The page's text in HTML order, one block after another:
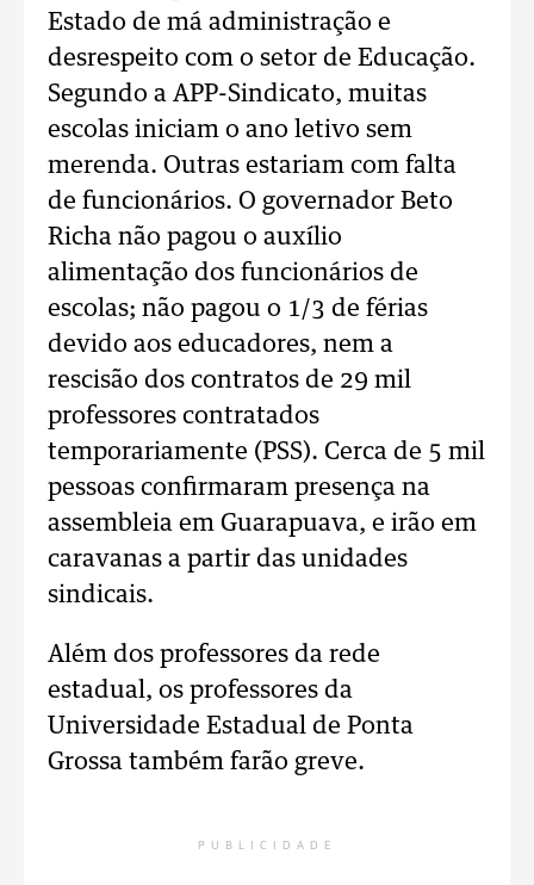
Estado de má administração e
desrespeito com o setor de Educação.
Segundo a APP-Sindicato, muitas
escolas iniciam o ano letivo sem
merenda. Outras estariam com falta
de funcionários. O governador Beto
Richa não pagou o auxílio
alimentação dos funcionários de
escolas; não pagou o 1/3 de férias
devido aos educadores, nem a
rescisão dos contratos de 29 mil
professores contratados
temporariamente (PSS). Cerca de 5 mil
pessoas confirmaram presença na
assembleia em Guarapuava, e irão em
caravanas a partir das unidades
sindicais.
Além dos professores da rede
estadual, os professores da
Universidade Estadual de Ponta
Grossa também farão greve.
PUBLICIDADE